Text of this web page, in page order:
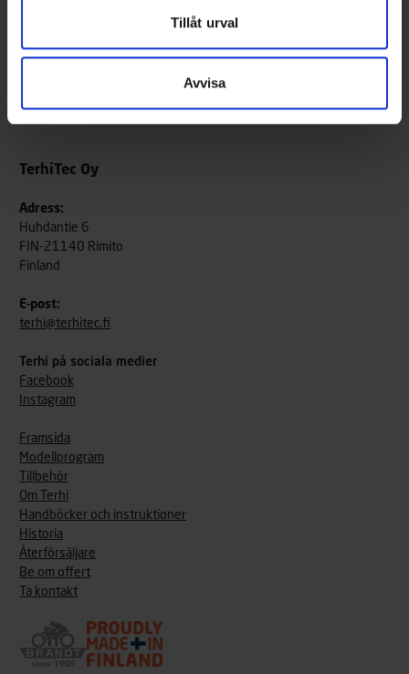
Tillåt urval
Avvisa
TerhiTec Oy
Adress:
Huhdantie 6
FIN-21140 Rimito
Finland
E-post:
terhi@terhitec.fi
Terhi på sociala medier
Facebook
Instagram
Framsida
Modellprogram
Tillbehör
Om Terhi
Handböcker och instruktioner
Historia
Återförsäljare
Be om offert
Ta kontakt